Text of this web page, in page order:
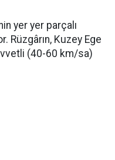
yer yer parçalı
Rüzgârın, Kuzey Ege
(40-60 km/sa)